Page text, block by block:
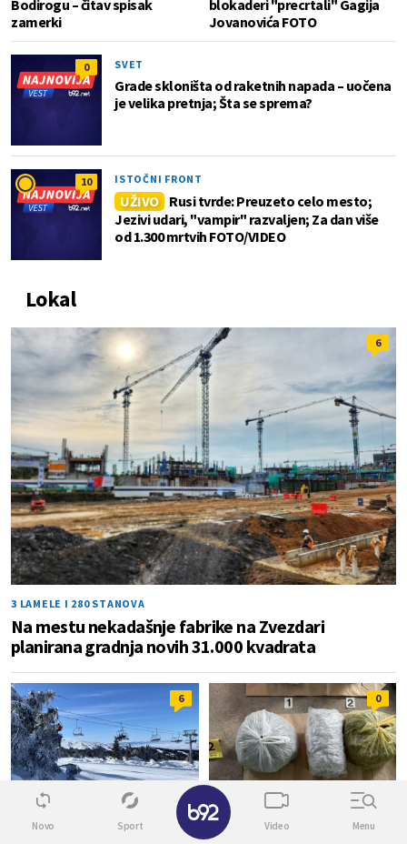
Bodirogu – čitav spisak
zamerki
blokaderi "precrtali" Gagija
Jovanovića FOTO
0 SVET
Grade skloništa od raketnih napada – uočena
je velika pretnja; Šta se sprema?
10 ISTOČNI FRONT
UŽIVO
Rusi tvrde: Preuzeto celo mesto;
Jezivi udari, "vampir" razvaljen; Za dan više
od 1.300 mrtvih FOTO/VIDEO
Lokal
6
3 LAMELE I 280 STANOVA
Na mestu nekadašnje fabrike na Zvezdari
planirana gradnja novih 31.000 kvadrata
6
ŠIRENJE KOPAONIKA
0
HAPŠENJE U KRUŠEVCU
Novo Sport Video Menu
✕